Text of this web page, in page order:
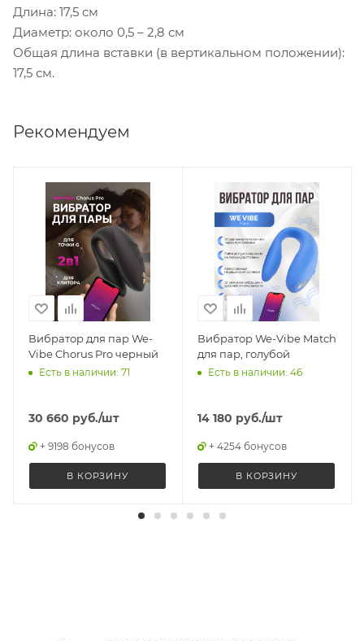
Длина: 17,5 см
Диаметр: около 0,5 – 2,8 см
Общая длина вставки (в вертикальном положении):
17,5 см.
Рекомендуем
Вибратор для пар We-
Vibe Chorus Pro черный
Есть в наличии: 71
30 660 руб./шт
+ 9198 бонусов
В КОРЗИНУ
Вибратор We-Vibe Match
для пар, голубой
Есть в наличии: 46
14 180 руб./шт
+ 4254 бонусов
В КОРЗИНУ